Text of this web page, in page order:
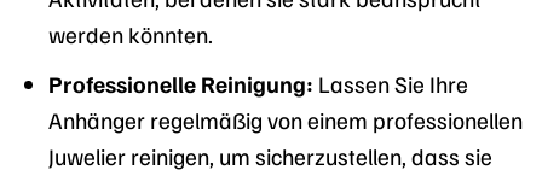
werden könnten.
Professionelle Reinigung: Lassen Sie Ihre
Anhänger regelmäßig von einem professionellen
Juwelier reinigen, um sicherzustellen, dass sie